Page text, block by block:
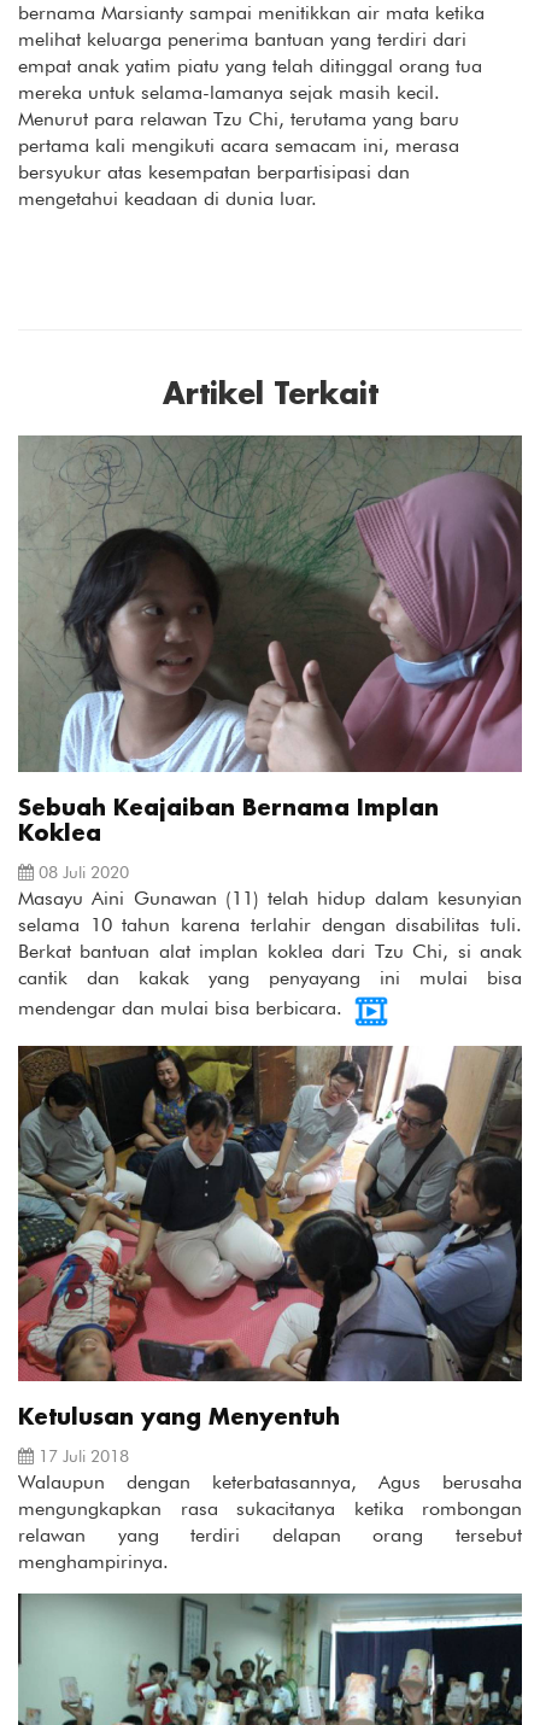
bernama Marsianty sampai menitikkan air mata ketika
melihat keluarga penerima bantuan yang terdiri dari
empat anak yatim piatu yang telah ditinggal orang tua
mereka untuk selama-lamanya sejak masih kecil.
Menurut para relawan Tzu Chi, terutama yang baru
pertama kali mengikuti acara semacam ini, merasa
bersyukur atas kesempatan berpartisipasi dan
mengetahui keadaan di dunia luar.
Artikel Terkait
Sebuah Keajaiban Bernama Implan
Koklea
08 Juli 2020
Masayu Aini Gunawan (11) telah hidup dalam kesunyian
selama 10 tahun karena terlahir dengan disabilitas tuli.
Berkat bantuan alat implan koklea dari Tzu Chi, si anak
cantik dan kakak yang penyayang ini mulai bisa
mendengar dan mulai bisa berbicara.
Ketulusan yang Menyentuh
17 Juli 2018
Walaupun dengan keterbatasannya, Agus berusaha
mengungkapkan rasa sukacitanya ketika rombongan
relawan yang terdiri delapan orang tersebut
menghampirinya.